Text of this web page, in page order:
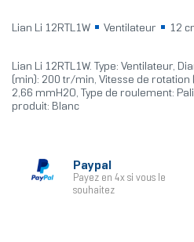
Lian Li 12RTL1W Ventilateur 12
Lian Li 12RTL1W. Type: Ventilateur,
(min): 200 tr/min, Vitesse de
2,66 mmH2O, Type de roulement:
produit: Blanc
Paypal
Payez en 4x si vous le
souhaitez